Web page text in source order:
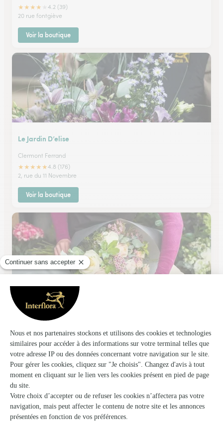
★★★★
4.2 (39)
20 rue fontgiève
Voir la boutique
Le Jardin D’elise
Clermont Ferrand
★★★★★4.8 (176)
2, rue du 11 Novembre
Voir la boutique
L’or en Fleur
Clermont Ferrand
17, rue Saint Dominique
Voir la boutique